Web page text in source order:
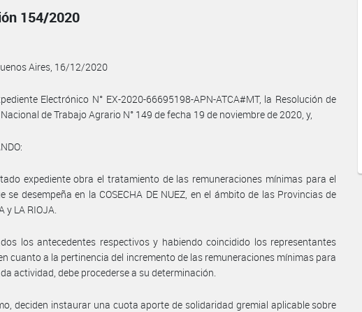
154/2020
Aires, 16/12/2020
Electrónico N° EX-2020-66695198-APN-ATCA#MT, la Resolución de
de Trabajo Agrario N° 149 de fecha 19 de noviembre de 2020, y,
expediente obra el tratamiento de las remuneraciones mínimas para el
se desempeña en la COSECHA DE NUEZ, en el ámbito de las Provincias de
y LA RIOJA.
los antecedentes respectivos y habiendo coincidido los representantes
cuanto a la pertinencia del incremento de las remuneraciones mínimas para
actividad, debe procederse a su determinación.
deciden instaurar una cuota aporte de solidaridad gremial aplicable sobre